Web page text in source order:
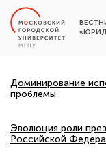
Доминирование
проблемы
Эволюция роли
Российской